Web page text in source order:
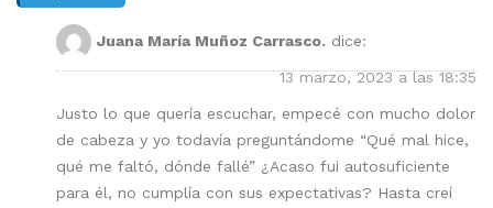
Juana María Muñoz Carrasco. dice:
13 marzo, 2023 a las 18:35
Justo lo que quería escuchar, empecé con mucho dolor
de cabeza y yo todavía preguntándome “Qué mal hice,
qué me faltó, dónde fallé” ¿Acaso fui autosuficiente
para él, no cumplía con sus expectativas? Hasta creí